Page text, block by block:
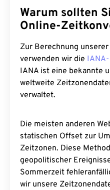
Warum sollten
Online-
Zur Berechnung
verwenden wir die IANA-
IANA ist eine bekannte
weltweite
verwaltet.
Die meisten anderen
statischen Offset zur
Zeitzonen. Diese
geopolitischer
Sommerzeit
wir unsere